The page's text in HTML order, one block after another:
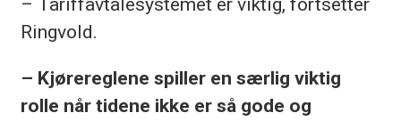
Ringvold.
– Kjørereglene spiller en særlig viktig
rolle når tidene ikke er så gode og